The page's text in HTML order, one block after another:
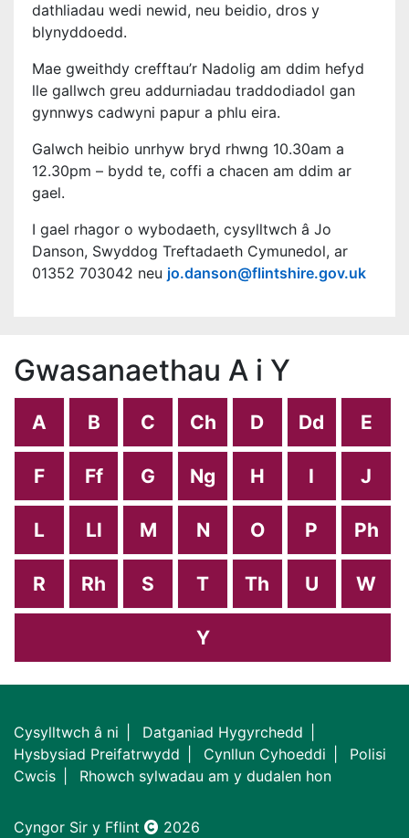
dathliadau wedi newid, neu beidio, dros y
blynyddoedd.
Mae gweithdy crefftau’r Nadolig am ddim hefyd
lle gallwch greu addurniadau traddodiadol gan
gynnwys cadwyni papur a phlu eira.
Galwch heibio unrhyw bryd rhwng 10.30am a
12.30pm – bydd te, coffi a chacen am ddim ar
gael.
I gael rhagor o wybodaeth, cysylltwch â Jo
Danson, Swyddog Treftadaeth Cymunedol, ar
01352 703042 neu jo.danson@flintshire.gov.uk
Gwasanaethau A i Y
A B C Ch D Dd E
F Ff G Ng H I J
L Ll M N O P Ph
R Rh S T Th U W
Y
Cysylltwch â ni
Datganiad Hygyrchedd
Hysbysiad Preifatrwydd
Cynllun Cyhoeddi
Polisi
Cwcis
Rhowch sylwadau am y dudalen hon
Cyngor Sir y Fflint 2026